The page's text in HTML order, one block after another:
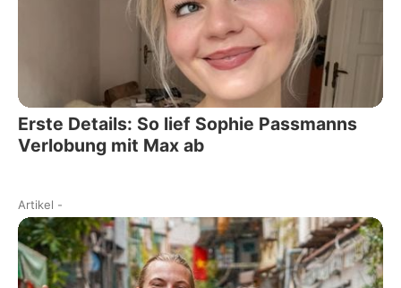
Erste Details: So lief Sophie Passmanns
Verlobung mit Max ab
Artikel -